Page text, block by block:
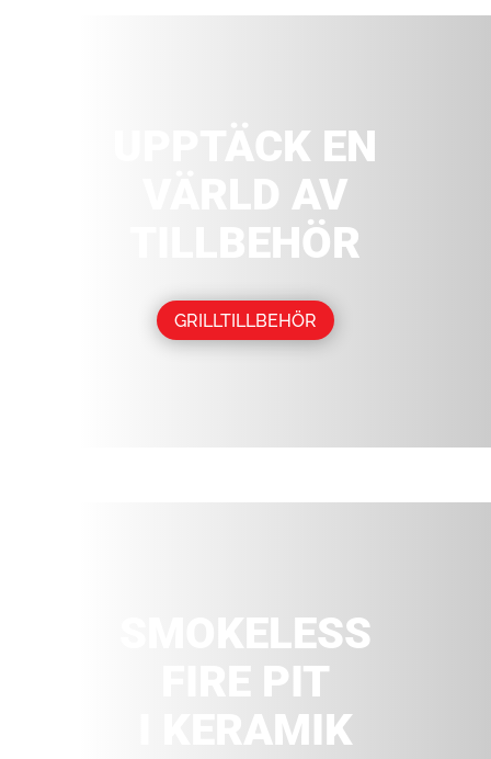
UPPTÄCK EN
VÄRLD AV
TILLBEHÖR
GRILLTILLBEHÖR
SMOKELESS
FIRE PIT
I KERAMIK